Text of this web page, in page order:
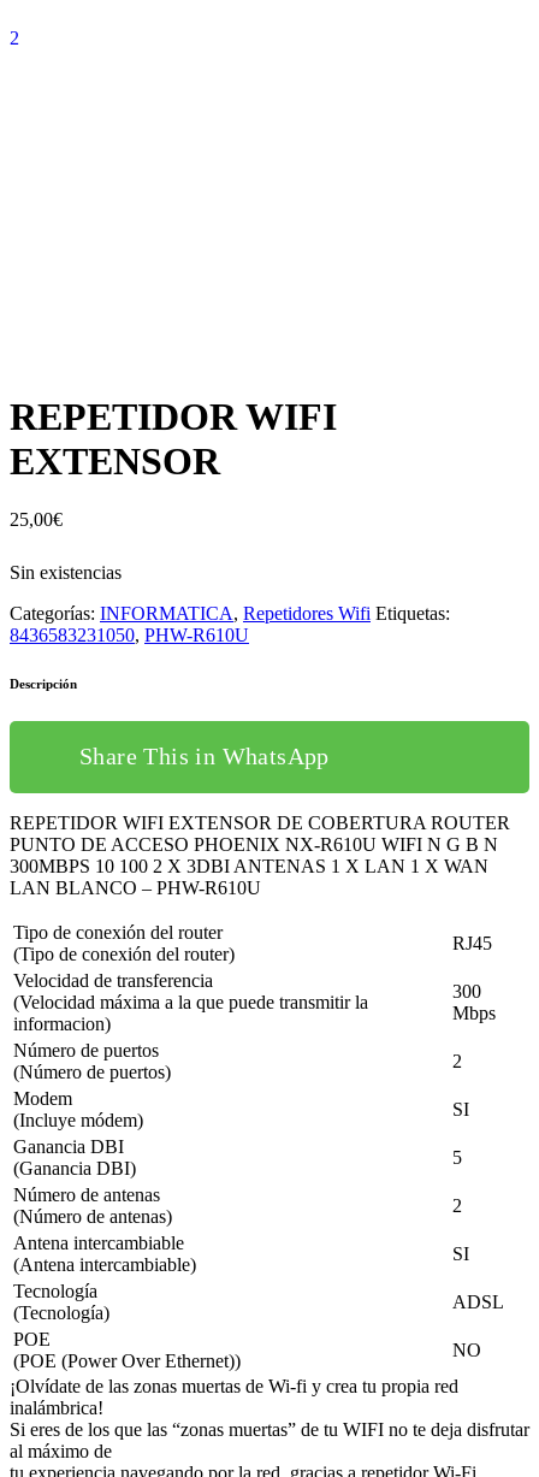
REPETIDOR WIFI
EXTENSOR
25,00€
Sin existencias
Categorías: INFORMATICA, Repetidores Wifi Etiquetas:
8436583231050, PHW-R610U
Descripción
Share This in WhatsApp
REPETIDOR WIFI EXTENSOR DE COBERTURA ROUTER
PUNTO DE ACCESO PHOENIX NX-R610U WIFI N G B N
300MBPS 10 100 2 X 3DBI ANTENAS 1 X LAN 1 X WAN
LAN BLANCO – PHW-R610U
Tipo de conexión del router
(Tipo de conexión del router)
RJ45
Velocidad de transferencia
(Velocidad máxima a la que puede transmitir la
informacion)
300
Mbps
Número de puertos
(Número de puertos)
2
Modem
(Incluye módem)
SI
Ganancia DBI
(Ganancia DBI)
5
Número de antenas
(Número de antenas)
2
Antena intercambiable
(Antena intercambiable)
SI
Tecnología
(Tecnología)
ADSL
POE
(POE (Power Over Ethernet))
NO
¡Olvídate de las zonas muertas de Wi-fi y crea tu propia red
inalámbrica!
Si eres de los que las “zonas muertas” de tu WIFI no te deja disfrutar
al máximo de